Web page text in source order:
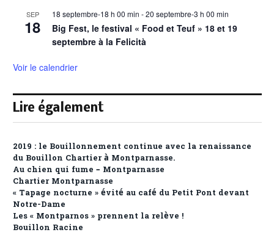
SEP
18
18 septembre-18 h 00 min -20 septembre-3 h 00 min
Big Fest, le festival « Food et Teuf » 18 et 19
septembre à la Felicità
Voir le calendrier
Lire également
2019 : le Bouillonnement continue avec la renaissance
du Bouillon Chartier à Montparnasse.
Au chien qui fume – Montparnasse
Chartier Montparnasse
« Tapage nocturne » évité au café du Petit Pont devant
Notre-Dame
Les « Montparnos » prennent la relève !
Bouillon Racine